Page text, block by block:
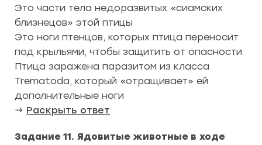
Это части тела недоразвитых «сиамских
близнецов» этой птицы
Это ноги птенцов, которых птица переносит
под крыльями, чтобы защитить от опасности
Птица заражена паразитом из класса
Trematoda, который «отращивает» ей
дополнительные ноги
→ Раскрыть ответ
Задание 11. Ядовитые животные в ходе